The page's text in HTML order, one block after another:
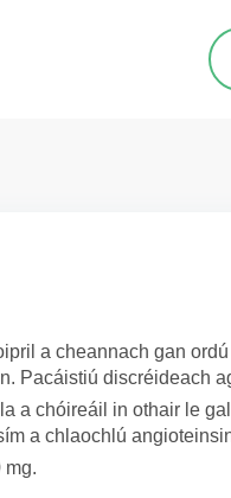
a cheannach gan
Pacáistiú discréideach
a chóireáil in othair le
a chlaochlú
mg.